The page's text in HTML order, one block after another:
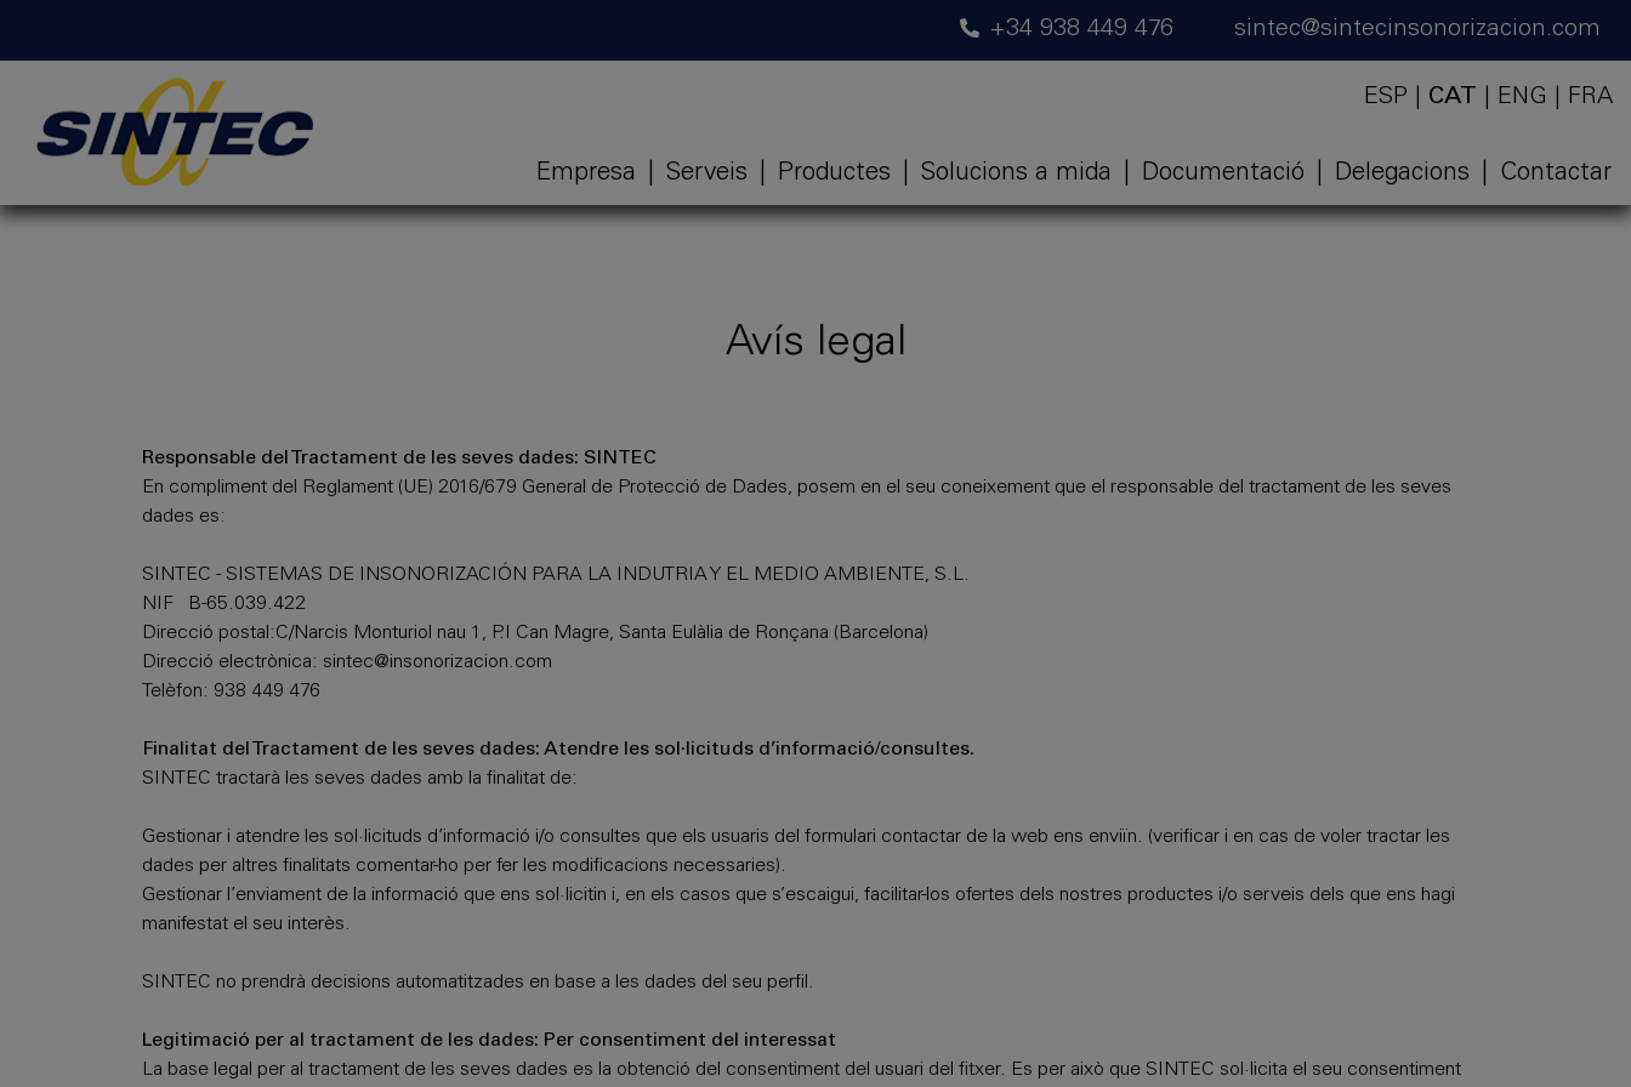
+34 938 449 476 sintec@sintecinsonorizacion.com
ESP CAT ENG FRA
Empresa Serveis Productes Solucions a mida Documentació Delegacions Contactar
Avís legal
Responsable del Tractament de les seves dades: SINTEC
En compliment del Reglament (UE) 2016/679 General de Protecció de Dades, posem en el seu coneixement que el responsable del tractament de les seves
dades es:
SINTEC - SISTEMAS DE INSONORIZACIÓN PARA LA INDUTRIA Y EL MEDIO AMBIENTE, S.L.
NIF B-65.039.422
Direcció postal:C/Narcis Monturiol nau 1, P.I Can Magre, Santa Eulàlia de Ronçana (Barcelona)
Direcció electrònica: sintec@insonorizacion.com
Telèfon: 938 449 476
Finalitat del Tractament de les seves dades: Atendre les sol·licituds d’informació/consultes.
SINTEC tractarà les seves dades amb la finalitat de:
Gestionar i atendre les sol·licituds d’informació i/o consultes que els usuaris del formulari contactar de la web ens enviïn. (verificar i en cas de voler tractar les
dades per altres finalitats comentar-ho per fer les modificacions necessaries).
Gestionar l’enviament de la informació que ens sol·licitin i, en els casos que s’escaigui, facilitar-los ofertes dels nostres productes i/o serveis dels que ens hagi
manifestat el seu interès.
SINTEC no prendrà decisions automatitzades en base a les dades del seu perfil.
Legitimació per al tractament de les dades: Per consentiment del interessat
La base legal per al tractament de les seves dades es la obtenció del consentiment del usuari del fitxer. Es per això que SINTEC sol·licita el seu consentiment